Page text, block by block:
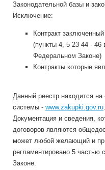
Законодательной базы и
Исключение:
Контракт
(пункты 4, 5 23 44 - 46
Федеральном Законе)
Контракты которые
Данный реестр находится
системы - www.zakupki.gov.ru.
Документация и сведения,
договоров являются
может любой желающий и
регламентировано 5 частью
Законе.